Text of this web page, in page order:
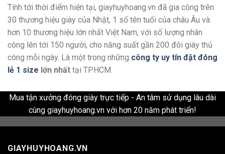
Tính tới thời điểm hiện tại, giayhuyhoang.vn đã gia công trên
30 thương hiệu giày của Nhật, 1 số tên tuổi của châu Âu và
hơn 10 thương hiệu lớn nhất Việt Nam, với số lượng nhân
công lên tới 150 người, cho năng suất gần 200 đôi giày thủ
công mỗi ngày. Là một trong những công ty uy tín đặt đóng
lẻ 1 size lớn nhất tại TPHCM.
Mua tận xưởng đóng giày trực tiếp - An tâm sử dụng lâu dài
cùng giayhuyhoang.vn với hơn 20 năm phát triển!
GIAYHUYHOANG.VN